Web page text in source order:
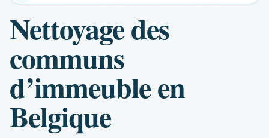
Nettoyage des
communs
d’immeuble en
Belgique